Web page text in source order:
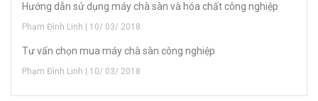
Hướng dẫn sử dụng máy chà sàn và hóa chất công nghiệp
Phạm Đình Linh | 10/ 03/ 2018
Tư vấn chọn mua máy chà sàn công nghiệp
Phạm Đình Linh | 10/ 03/ 2018